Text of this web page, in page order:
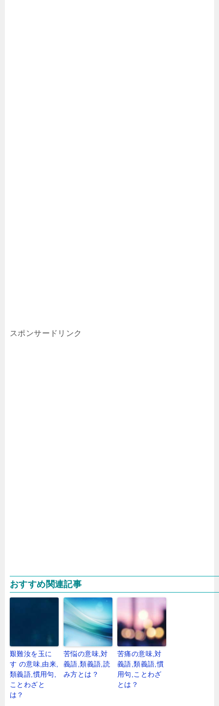
スポンサードリンク
おすすめ関連記事
艱難汝を玉に
す の意味,由来,
類義語,慣用句,
ことわざと
は？
苦悩の意味,対
義語,類義語,読
み方とは？
苦痛の意味,対
義語,類義語,慣
用句,ことわざ
とは？